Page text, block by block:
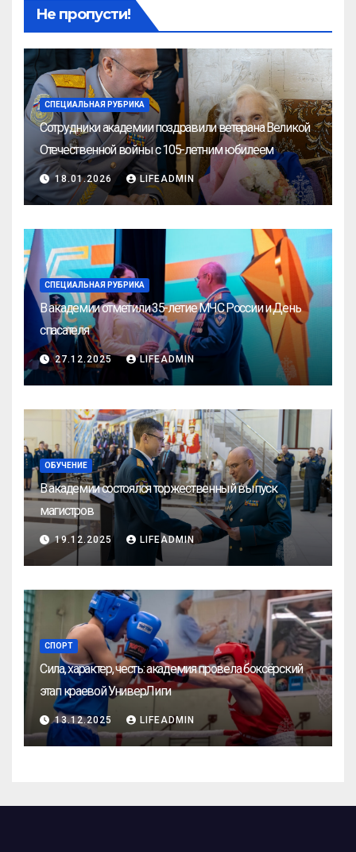
Не пропусти!
СПЕЦИАЛЬНАЯ РУБРИКА
Сотрудники академии поздравили ветерана Великой
Отечественной войны с 105-летним юбилеем
18.01.2026 LIFEADMIN
СПЕЦИАЛЬНАЯ РУБРИКА
В академии отметили 35-летие МЧС России и День
спасателя
27.12.2025 LIFEADMIN
ОБУЧЕНИЕ
В академии состоялся торжественный выпуск
магистров
19.12.2025 LIFEADMIN
СПОРТ
Сила, характер, честь: академия провела боксёрский
этап краевой УниверЛиги
13.12.2025 LIFEADMIN